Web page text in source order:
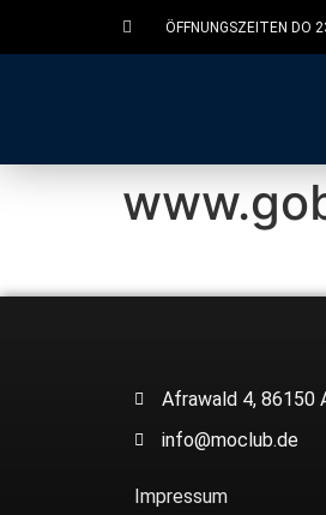
ÖFFNUNGSZEITEN DO
Afrawald 4, 86150
info@moclub.de
Impressum